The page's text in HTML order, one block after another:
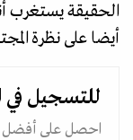
الحقيقة يستغرب
أيضا على نظرة
للتسجيل في
احصل على أفضل